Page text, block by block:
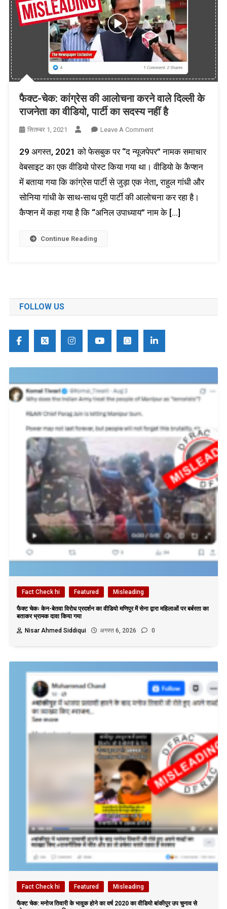
फैक्ट-चेक: कांग्रेस की आलोचना करने वाले दिल्ली के
राजनेता का वीडियो, पार्टी का सदस्य नहीं है
सितम्बर 1, 2021 Leave A CommentOn
चेक:
कांग्रेस
आलोचना
करने
वाले
नहीं
29 अगस्त, 2021 को फेसबुक पर “द न्यूजपेपर” नामक समाचार
वेबसाइट का एक वीडियो पोस्ट किया गया था। वीडियो के कैप्शन
में बताया गया कि कांग्रेस पार्टी से जुड़ा एक नेता, राहुल गांधी और
सोनिया गांधी के साथ-साथ पूरी पार्टी की आलोचना कर रहा है।
कैप्शन में कहा गया है कि “अनिल उपाध्याय” नाम के […]
Continue Reading
FOLLOW US
Fact Check hi Featured Misleading
फैक्ट चेकः केन-बेतवा विरोध प्रदर्शन का वीडियो मणिपुर में सेना द्वारा महिलाओं पर बर्बरता का
बताकर भ्रामक दावा किया गया
Nisar Ahmed Siddiqui
अगस्त 6, 2026 0
Fact Check hi Featured Misleading
फैक्ट चेक: मनोज तिवारी के भावुक होने का वर्ष 2020 का वीडियो बांकीपुर उप चुनाव से